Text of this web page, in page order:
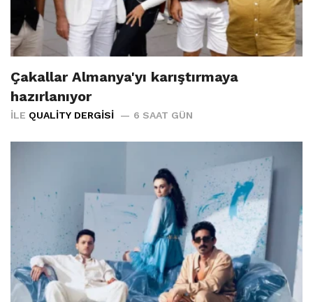
Çakallar Almanya'yı karıştırmaya
hazırlanıyor
İLE QUALITY DERGISI 6 SAAT GÜN